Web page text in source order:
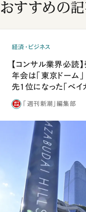
おすすめの
経済・ビジネス
【コンサル業界必読
年会は「東京ドー
先1位になった「ベイ
「週刊新潮」編集部